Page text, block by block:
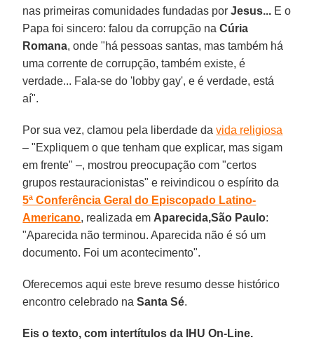
nas primeiras comunidades fundadas porJesus... E o
Papa foi sincero: falou da corrupção naCúria
Romana, onde "há pessoas santas, mas também há
uma corrente de corrupção, também existe, é
verdade... Fala-se do 'lobby gay', e é verdade, está
aí".
Por sua vez, clamou pela liberdade davida religiosa
– "Expliquem o que tenham que explicar, mas sigam
em frente" –, mostrou preocupação com "certos
grupos restauracionistas" e reivindicou o espírito da
5ª Conferência Geral do Episcopado Latino-
Americano, realizada em Aparecida,São Paulo:
"Aparecida não terminou. Aparecida não é só um
documento. Foi um acontecimento".
Oferecemos aqui este breve resumo desse histórico
encontro celebrado naSanta Sé.
Eis o texto, com intertítulos da IHU On-Line.